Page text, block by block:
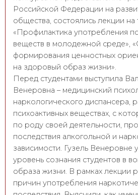
Российской Федерации на
общества, состоялись лекции на
«Профилактика употребления
веществ в молодежной среде»,
формирования ценностных
на здоровый образ жизни».
Перед студентами выступила
Венеровна – медицинский
наркологического диспансера,
психоактивных веществах, с
по роду своей деятельности,
последствия алкогольной и
зависимости. Гузель Венеровне
уровень сознания студентов в
образа жизни. В рамках лекции
причин употребления